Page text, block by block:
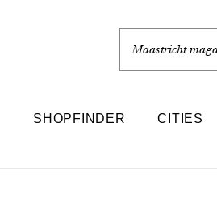
Maastricht
SHOPFINDER CITIES